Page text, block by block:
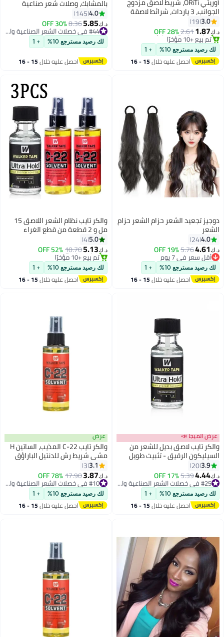
شرائط لاصقة
لاصقة، شريط
لوصلات الشعر
#26 في خصلات الشعر الصناعية والبواريك
#26 في خصلات الشعر الصناعية والبواريك
+ 1
خلال 15 - 16
بالمشابك، وصلات شعر صناعية
طويلة مموجة غير مرئية قابلة
للتعديل ومقاومة للحرارة للفتيات
والنساء، بني داكن، 60 سم
4.0
145
30% OFF
#44 في خصلات الشعر الصناعية والبواريك
#44 في خصلات الشعر الصناعية والبواريك لك رصيد مسترجع 10% + 1
احصل عليه خلال 15 - 16
حزام الشعر حزام
+ 1
خلال 15 - 16
والكر تايب نظام الشعر اللاصق 15
مل و 2 قطعة من قطع الغراء
البارؤك إزالة 118 مل ، وخلق مرفق
طويل الأمد وتجربة إزالة سهلة
د.ك‏ 52% OFF
#22 في خصلات الشعر الصناعية والبواريك
أقل سعر في السنة
تم بيع +10 مؤخرًا
#22 في خصلات الشعر الصناعية والبواريك
لك رصيد مسترجع 10% + 1
احصل عليه خلال 15 - 16
للشعر من
- تثبيت طويل
من
البوليستر والدانتيل - 3-4 أسابيع ،
شعر مستعار
- لاصق غير مرئي ومقاوم للماء (15
#25 في خصلات الشعر الصناعية والبواريك
#25 في خصلات الشعر الصناعية والبواريك
+ 1
خلال 15 - 16
عرض
والكر تايب C-22 المذيب، الساتين H
مشي شريط رش للدنتيل الباراؤق
والطوبيس (4 أوقية)
د.ك‏ 78% OFF #10 في خصلات الشعر الصناعية والبواريك
تم بيع +10 مؤخرًا
#10 في خصلات الشعر الصناعية والبواريك لك رصيد مسترجع 10% + 1
احصل عليه خلال 15 - 16